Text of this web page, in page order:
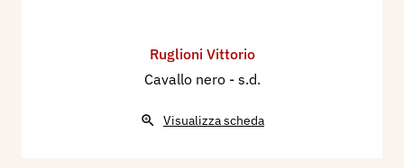
Ruglioni Vittorio
Cavallo nero - s.d.
Visualizza scheda